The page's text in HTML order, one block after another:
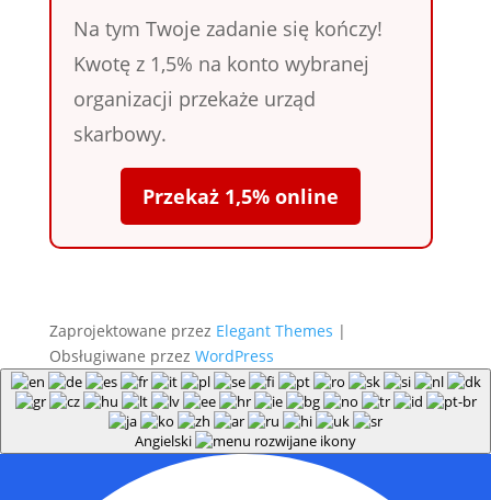
Na tym Twoje zadanie się kończy!
Kwotę z 1,5% na konto wybranej
organizacji przekaże urząd
skarbowy.
Przekaż 1,5% online
Zaprojektowane przez Elegant Themes |
Obsługiwane przez WordPress
Angielski